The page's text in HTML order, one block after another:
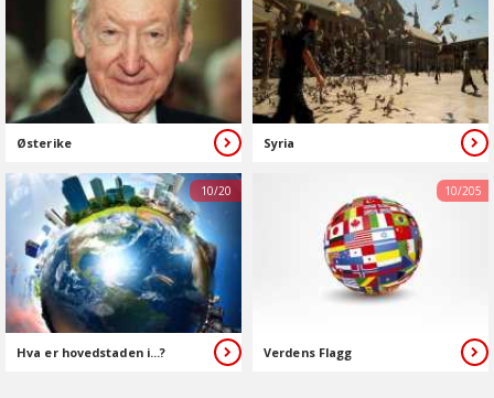
Østerike Syria
Hva er hovedstaden i...?
10/20
Verdens Flagg
10/205